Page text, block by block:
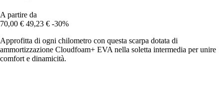
A partire da
70,00 € 49,23 € -30%
Approfitta di ogni chilometro con questa scarpa dotata di
ammortizzazione Cloudfoam+ EVA nella soletta intermedia per unire
comfort e dinamicità.